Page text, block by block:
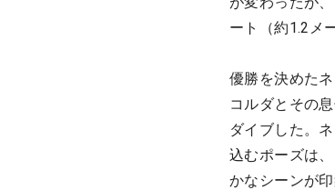
ート（約1.2メ
優勝を決めた
コルダとその
ダイブした。
込むポーズは
かなシーンが印